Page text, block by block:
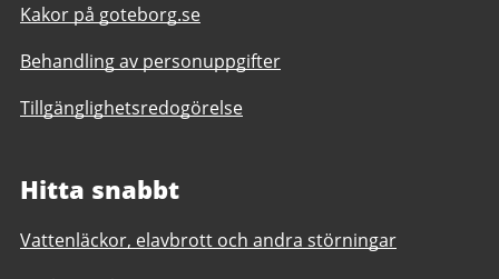
Kakor på goteborg.se
Behandling av personuppgifter
Tillgänglighetsredogörelse
Hitta snabbt
Vattenläckor, elavbrott och andra störningar